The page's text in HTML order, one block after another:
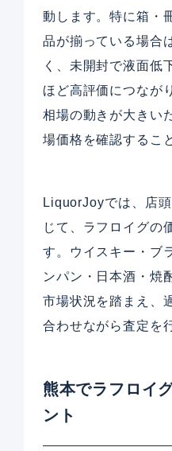
動します。特に箱・
品が揃っている場合
く、未開封で液面低
ほど高評価につなが
相場の動きが大きい
場価格を確認するこ
LiquorJoyでは、店
じて、ラフロイグの
す。ウイスキー・ブ
ンパン・日本酒・焼
市場状況を踏まえ、
合わせながら査定を
熊本でラフロイ
ント